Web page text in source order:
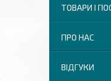
ТОВАРИ І
ПРО НАС
ВІДГУКИ